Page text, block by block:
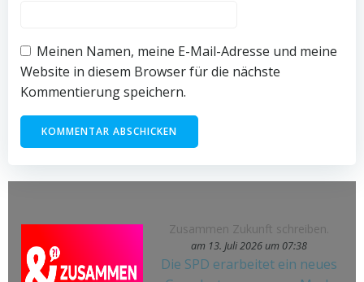
Meinen Namen, meine E-Mail-Adresse und meine
Website in diesem Browser für die nächste
Kommentierung speichern.
Zusammen Zukunft schreiben.
am 13. Juli 2026 um 07:38
Die SPD erarbeitet ein neues